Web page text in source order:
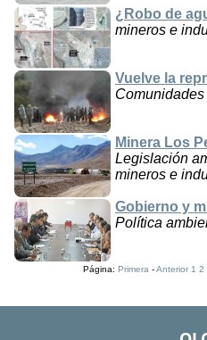
¿Robo de
mineros e
Vuelve la
Minera Los
Legislación
mineros e
Gobierno y
Política
Página:Primera -Anterior 1 2